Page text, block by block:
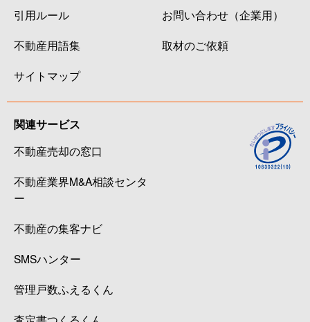
引用ルール
不動産用語集
サイトマップ
お問い合わせ（企業用）
取材のご依頼
関連サービス
不動産売却の窓口
不動産業界M&A相談センタ
ー
不動産の集客ナビ
SMSハンター
管理戸数ふえるくん